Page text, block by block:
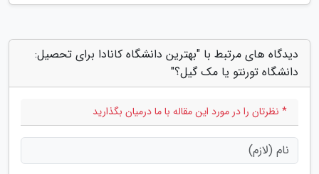
دیدگاه های مرتبط با "بهترین دانشگاه کانادا برای تحصیل:
دانشگاه تورنتو یا مک گیل؟"
* نظرتان را در مورد این مقاله با ما درمیان بگذارید